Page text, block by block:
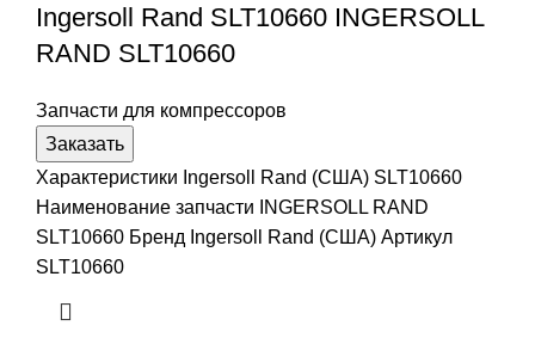
Ingersoll Rand SLT10660 INGERSOLL
RAND SLT10660
Запчасти для компрессоров
Заказать
Характеристики Ingersoll Rand (США) SLT10660
Наименование запчасти INGERSOLL RAND
SLT10660 Бренд Ingersoll Rand (США) Артикул
SLT10660